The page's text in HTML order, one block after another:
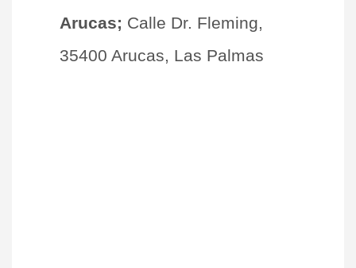
Arucas; Calle Dr. Fleming,
35400 Arucas, Las Palmas